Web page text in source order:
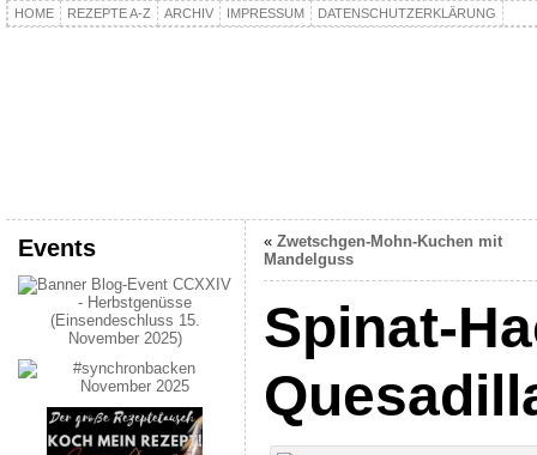
HOME REZEPTE A-Z ARCHIV IMPRESSUM DATENSCHUTZERKLÄRUNG
Events « Zwetschgen-Mohn-Kuchen mit
Mandelguss
Spinat-